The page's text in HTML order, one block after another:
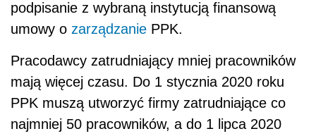
podpisanie z wybraną instytucją finansową
umowy o zarządzanie PPK.
Pracodawcy zatrudniający mniej pracowników
mają więcej czasu. Do 1 stycznia 2020 roku
PPK muszą utworzyć firmy zatrudniające co
najmniej 50 pracowników, a do 1 lipca 2020